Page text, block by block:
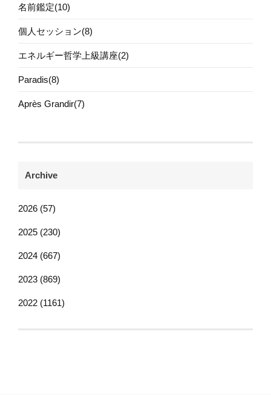
名前鑑定(10)
個人セッション(8)
エネルギー哲学上級講座(2)
Paradis(8)
Après Grandir(7)
Archive
2026 (57)
2025 (230)
2024 (667)
2023 (869)
2022 (1161)